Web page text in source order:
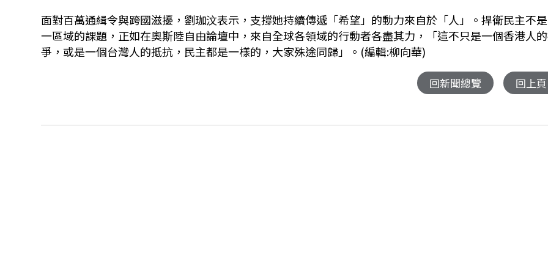
面對百萬通緝令與跨國滋擾，劉珈汶表示，支撐她持續傳遞「希望」的動力來自於「人」。捍衛民主不
一區域的課題，正如在奧斯陸自由論壇中，來自全球各領域的行動者各盡其力，「這不只是一個香港人
爭，或是一個台灣人的抵抗，民主都是一樣的，大家殊途同歸」。(編輯:柳向華)
回新聞總覽 回上頁